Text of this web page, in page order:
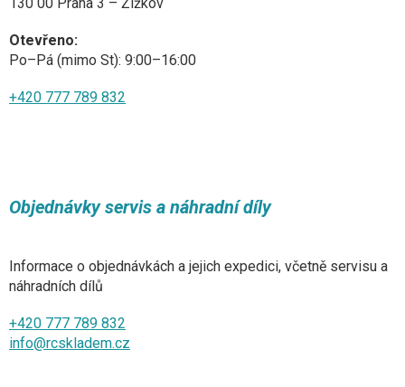
Otevřeno:
Po–Pá (mimo St): 9:00–16:00
+420 777 789 832
Objednávky servis a náhradní díly
Informace o objednávkách a jejich expedici, včetně servisu a
náhradních dílů
+420 777 789 832
info@rcskladem.cz